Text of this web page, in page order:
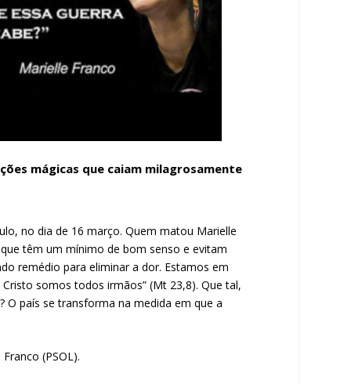
mágicas que caiam milagrosamente
no dia de 16 março. Quem matou Marielle
têm um mínimo de bom senso e evitam
remédio para eliminar a dor. Estamos em
somos todos irmãos” (Mt 23,8). Que tal,
país se transforma na medida em que a
(PSOL).